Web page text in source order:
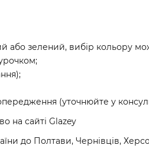
або зелений, вибір кольору
(уточнюйте у
на сайті Glazey
до Полтави, Чернівців,